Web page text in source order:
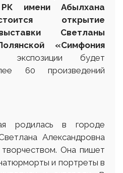
РК имени Абылхана
открытие
Светланы
«Симфония
будет
60 произведений
родилась в городе
Александровна
Она пишет
и портреты в